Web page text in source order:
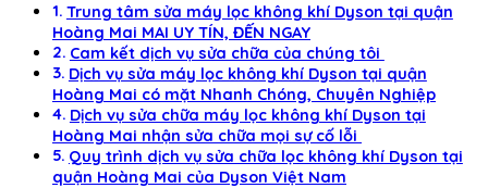
Trung tâm sửa máy lọc không khí Dyson tại quận
Hoàng Mai MAI UY TÍN, ĐẾN NGAY
Cam kết dịch vụ sửa chữa của chúng tôi
Dịch vụ sửa máy lọc không khí Dyson tại quận
Hoàng Mai có mặt Nhanh Chóng, Chuyên Nghiệp
Dịch vụ sửa chữa máy lọc không khí Dyson tại
Hoàng Mai nhận sửa chữa mọi sự cố lỗi
Quy trình dịch vụ sửa chữa lọc không khí Dyson tại
quận Hoàng Mai của Dyson Việt Nam